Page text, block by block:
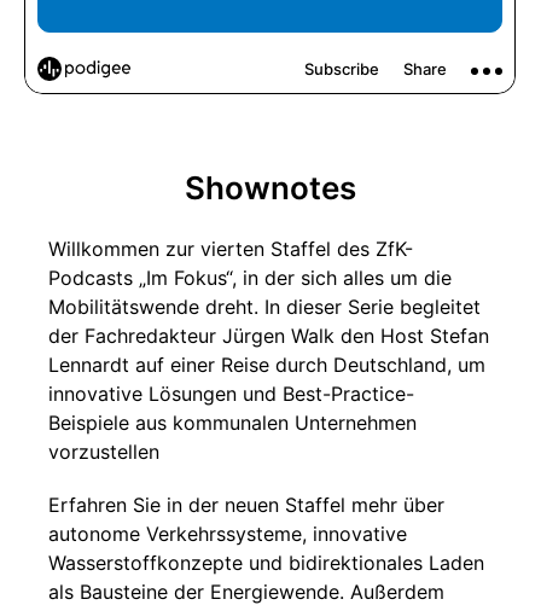
Shownotes
Willkommen zur vierten Staffel des ZfK-
Podcasts „Im Fokus“, in der sich alles um die
Mobilitätswende dreht. In dieser Serie begleitet
der Fachredakteur Jürgen Walk den Host Stefan
Lennardt auf einer Reise durch Deutschland, um
innovative Lösungen und Best-Practice-
Beispiele aus kommunalen Unternehmen
vorzustellen
Erfahren Sie in der neuen Staffel mehr über
autonome Verkehrssysteme, innovative
Wasserstoffkonzepte und bidirektionales Laden
als Bausteine der Energiewende. Außerdem